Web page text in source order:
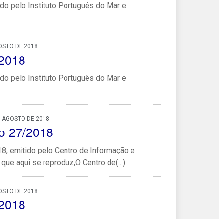
pelo Instituto Português do Mar e
DE 2018
pelo Instituto Português do Mar e
AGOSTO DE 2018
27/2018
emitido pelo Centro de Informação e
aqui se reproduz,O Centro de(...)
DE 2018